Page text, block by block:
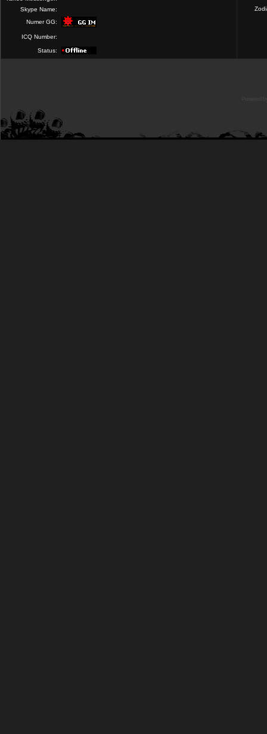
Skype Name:
Numer GG:
ICQ Number:
Status: